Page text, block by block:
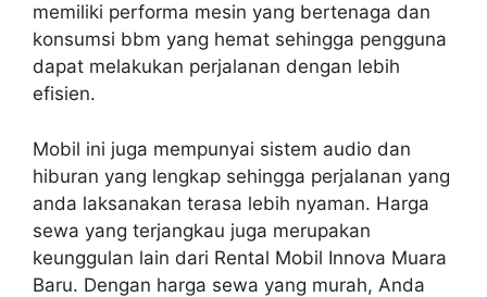
memiliki performa mesin yang bertenaga dan
konsumsi bbm yang hemat sehingga pengguna
dapat melakukan perjalanan dengan lebih
efisien.
Mobil ini juga mempunyai sistem audio dan
hiburan yang lengkap sehingga perjalanan yang
anda laksanakan terasa lebih nyaman. Harga
sewa yang terjangkau juga merupakan
keunggulan lain dari Rental Mobil Innova Muara
Baru. Dengan harga sewa yang murah, Anda